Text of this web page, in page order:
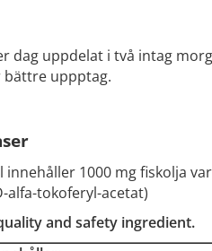
dag uppdelat i två intag
uppptag.
innehåller 1000 mg fiskolja
alfa-tokoferyl-acetat)
and safety ingredient.